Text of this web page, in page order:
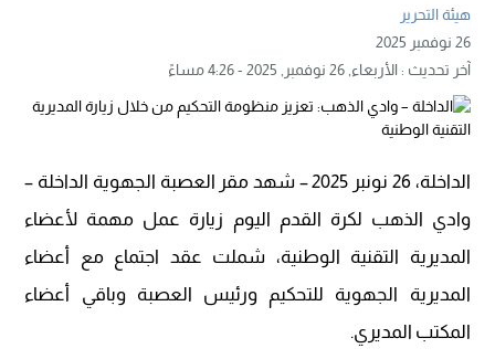
هيئة التحرير
26 نوفمبر 2025
آخر تحديث :الأربعاء, 26 نوفمبر, 2025 - 4:26 مساءً
الداخلة، 26 نونبر 2025 – شهد مقر العصبة الجهوية الداخلة –
وادي الذهب لكرة القدم اليوم زيارة عمل مهمة لأعضاء
المديرية التقنية الوطنية، شملت عقد اجتماع مع أعضاء
المديرية الجهوية للتحكيم ورئيس العصبة وباقي أعضاء
المكتب المديري.